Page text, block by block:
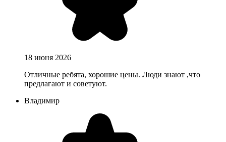
18 июня 2026
Отличные ребята, хорошие цены. Люди знают ,что
предлагают и советуют.
Владимир